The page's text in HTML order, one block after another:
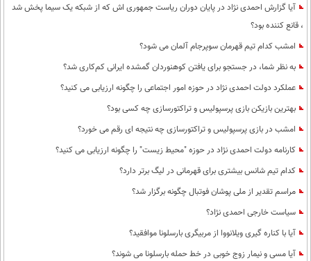
آیا گزارش احمدی نژاد در پایان دوران ریاست جمهوری اش که از شبکه یک سیما پخش شد
، قانع کننده بود؟
امشب کدام تیم قهرمان سوپرجام آلمان می شود؟
به نظر شما، در جستجو برای یافتن کوهنوردان گمشده ایرانی کم‌کاری شد؟
عملکرد دولت احمدی نژاد در حوزه امور اجتماعی را چگونه ارزیابی می کنید؟
بهترین بازیکن بازی پرسپولیس و تراکتورسازی چه کسی بود؟
امشب در بازی پرسپولیس و تراکتورسازی چه نتیجه ای رقم می خورد؟
کارنامه دولت احمدی نژاد در حوزه "محیط زیست" را چگونه ارزیابی می کنید؟
کدام تیم شانس بیشتری برای قهرمانی در لیگ برتر دارد؟
مراسم تقدیر از ملی پوشان فوتبال چگونه برگزار شد؟
سیاست خارجی احمدی نژاد؟
آیا با کناره گیری ویلانووا از مربیگری بارسلونا موافقید؟
آیا مسی و نیمار زوج خوبی در خط حمله بارسلونا می شوند؟